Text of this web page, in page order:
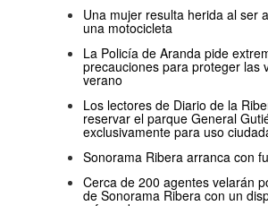
Una mujer resulta herida al ser
una motocicleta
La Policía de Aranda pide
precauciones para proteger las
verano
Los lectores de Diario de la
reservar el parque General
exclusivamente para uso
Sonorama Ribera arranca con
Cerca de 200 agentes velarán
de Sonorama Ribera con un